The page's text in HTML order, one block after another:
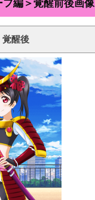
編＞覚醒前後画像
覚醒後